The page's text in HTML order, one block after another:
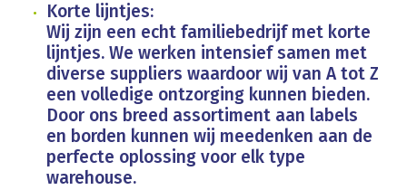
Korte lijntjes:
Wij zijn een echt familiebedrijf met korte
lijntjes. We werken intensief samen met
diverse suppliers waardoor wij van A tot Z
een volledige ontzorging kunnen bieden.
Door ons breed assortiment aan labels
en borden kunnen wij meedenken aan de
perfecte oplossing voor elk type
warehouse.